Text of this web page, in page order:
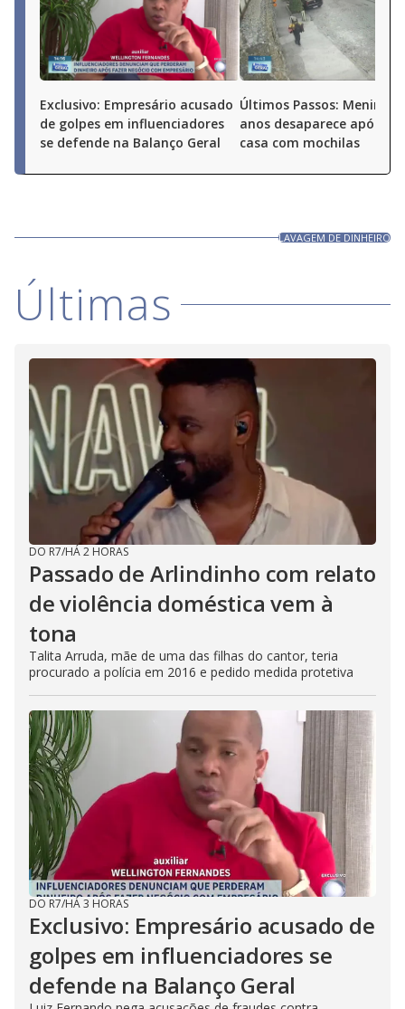
Exclusivo: Empresário acusado
de golpes em influenciadores
se defende na Balanço Geral
Últimos Passos: Menina
anos desaparece após
casa com mochilas
LAVAGEM DE DINHEIRO
Últimas
DO R7/HÁ 2 HORAS
Passado de Arlindinho com relato
de violência doméstica vem à
tona
Talita Arruda, mãe de uma das filhas do cantor, teria
procurado a polícia em 2016 e pedido medida protetiva
DO R7/HÁ 3 HORAS
Exclusivo: Empresário acusado de
golpes em influenciadores se
defende na Balanço Geral